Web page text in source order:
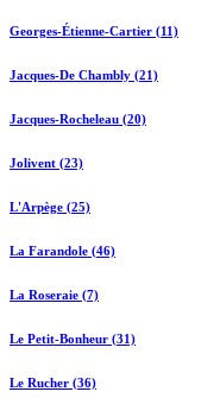
Georges-Étienne-Cartier (11)
Jacques-De Chambly (21)
Jacques-Rocheleau (20)
Jolivent (23)
L'Arpège (25)
La Farandole (46)
La Roseraie (7)
Le Petit-Bonheur (31)
Le Rucher (36)